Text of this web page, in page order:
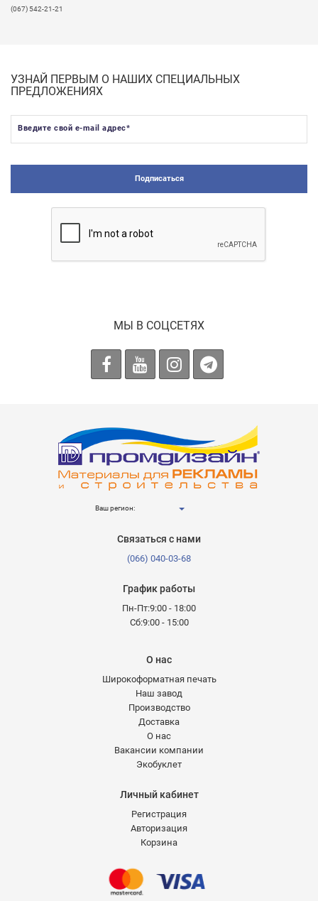
(067) 542-21-21
УЗНАЙ ПЕРВЫМ О НАШИХ СПЕЦИАЛЬНЫХ
ПРЕДЛОЖЕНИЯХ
Введите свой e-mail адрес*
Подписаться
МЫ В СОЦСЕТЯХ
Ваш регион:
Связаться с нами
(066) 040-03-68
График работы
Пн-Пт:9:00 - 18:00
Сб:9:00 - 15:00
О нас
Широкоформатная печать
Наш завод
Производство
Доставка
О нас
Вакансии компании
Экобуклет
Личный кабинет
Регистрация
Авторизация
Корзина